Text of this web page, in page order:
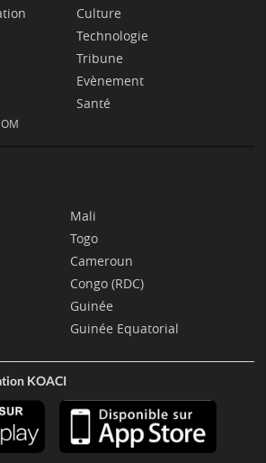
Culture
Technologie
Tribune
Evènement
Santé
Mali
Togo
Cameroun
Congo (RDC)
Guinée
Guinée Equatorial
KOACI